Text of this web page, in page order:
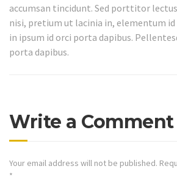
accumsan tincidunt. Sed porttitor
nisi, pretium ut lacinia in, elementum
in ipsum id orci porta dapibus.
porta dapibus.
Write a Comment
Your email address will not be published.
*